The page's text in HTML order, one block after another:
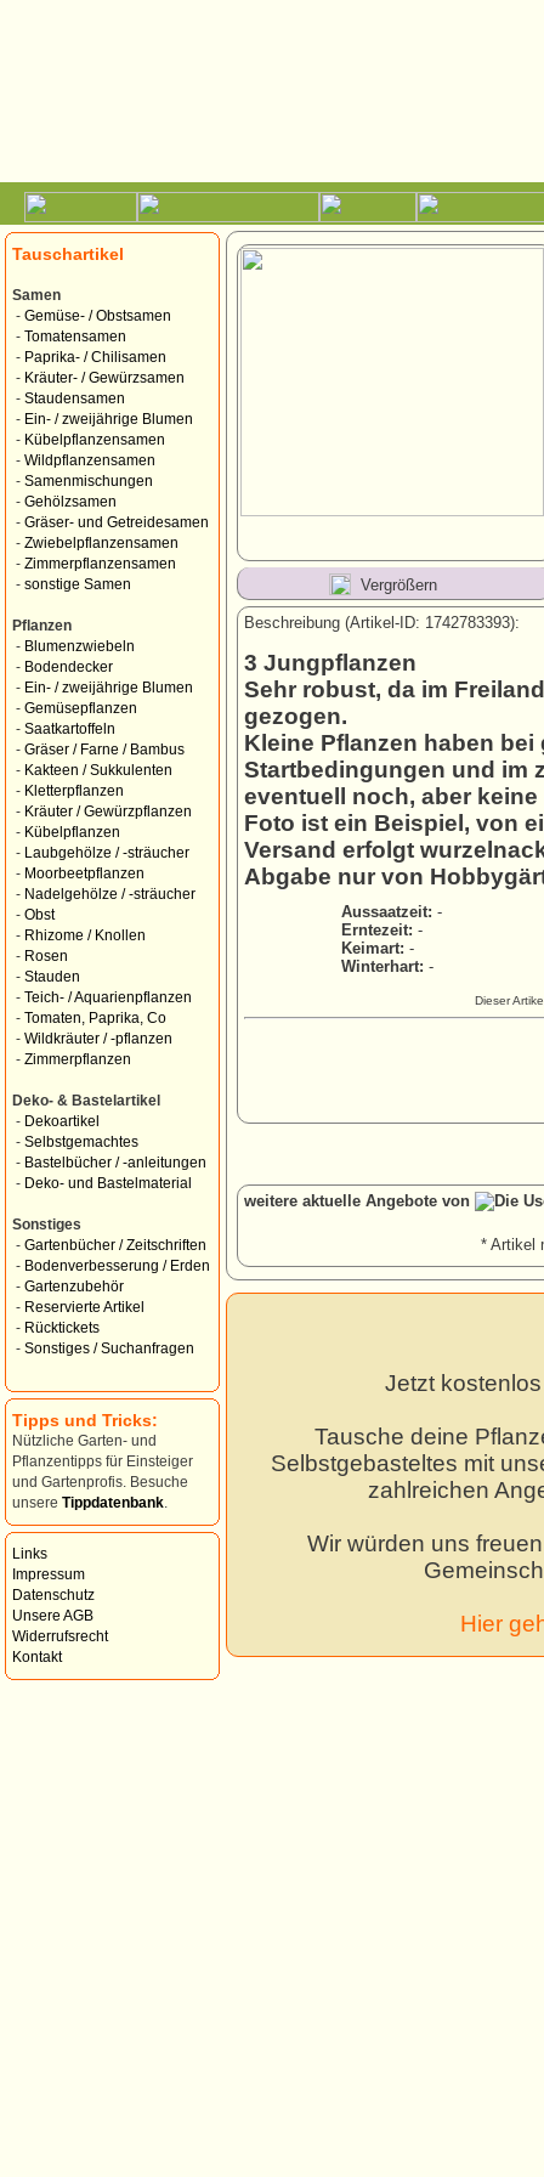
Tauschartikel
Samen
- Gemüse- / Obstsamen
- Tomatensamen
- Paprika- / Chilisamen
- Kräuter- / Gewürzsamen
- Staudensamen
- Ein- / zweijährige Blumen
- Kübelpflanzensamen
- Wildpflanzensamen
- Samenmischungen
- Gehölzsamen
- Gräser- und Getreidesamen
- Zwiebelpflanzensamen
- Zimmerpflanzensamen
- sonstige Samen
Pflanzen
- Blumenzwiebeln
- Bodendecker
- Ein- / zweijährige Blumen
- Gemüsepflanzen
- Saatkartoffeln
- Gräser / Farne / Bambus
- Kakteen / Sukkulenten
- Kletterpflanzen
- Kräuter / Gewürzpflanzen
- Kübelpflanzen
-
Laubgehölze / -sträucher
- Moorbeetpflanzen
- Nadelgehölze / -sträucher
- Obst
- Rhizome / Knollen
- Rosen
- Stauden
- Teich- / Aquarienpflanzen
- Tomaten, Paprika, Co
- Wildkräuter / -pflanzen
- Zimmerpflanzen
Deko- & Bastelartikel
- Dekoartikel
- Selbstgemachtes
- Bastelbücher / -anleitungen
- Deko- und Bastelmaterial
Sonstiges
- Gartenbücher / Zeitschriften
- Bodenverbesserung / Erden
- Gartenzubehör
- Reservierte Artikel
- Rücktickets
- Sonstiges / Suchanfragen
Tipps und Tricks:
Nützliche Garten- und
Pflanzentipps für Einsteiger
und Gartenprofis. Besuche
unsere Tippdatenbank
Links
Impressum
Datenschutz
Unsere AGB
Widerrufsrecht
Kontakt
Vergrößern
Beschreibung (Artikel-ID: 1742783393):
3 Jungpflanzen
Sehr robust, da im
gezogen.
Kleine Pflanzen haben
Startbedingungen und im
eventuell noch, aber keine
Foto ist ein Beispiel, von
Versand erfolgt
Abgabe nur von
Aussaatzeit: -
Erntezeit: -
Keimart: -
Winterhart: -
Dieser
weitere aktuelle Angebote von
* Artikel
Jetzt
Tausche deine
Selbstgebasteltes mit
zahlreichen
Wir würden uns
Hier